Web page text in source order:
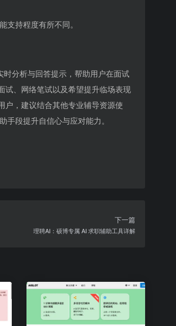
支持程度有所不同。
时分析与回答提示，帮助用户在面试
试、网络笔试以及希望提升临场表现
户，建议结合其他专业辅导资源使
手段提升自信心与应对能力。
下一篇
理聘AI：硕博专属 AI 求职辅助工具详解